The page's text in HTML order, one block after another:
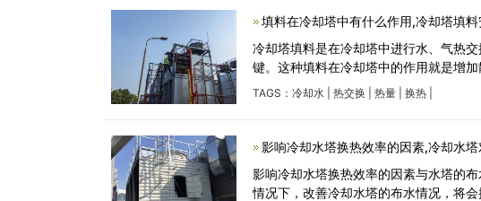
填料在冷却塔中有什么作用,冷却塔填
冷却塔填料是在冷却塔中进行水、气热
键。这种填料在冷却塔中的作用就是增
TAGS： 冷却水 热交换 热量 换热
影响冷却水塔换热效率的因素,冷却水
影响冷却水塔换热效率的因素与水塔的